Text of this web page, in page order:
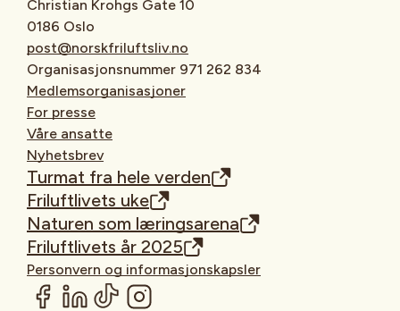
Christian Krohgs Gate 10
0186 Oslo
post@norskfriluftsliv.no
Organisasjonsnummer 971 262 834
Medlemsorganisasjoner
For presse
Våre ansatte
Nyhetsbrev
Turmat fra hele verden
Friluftlivets uke
Naturen som læringsarena
Friluftlivets år 2025
Personvern og informasjonskapsler